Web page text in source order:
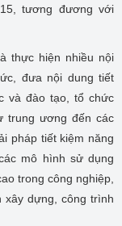
tương đương với
thực hiện nhiều nội
đưa nội dung tiết
và đào tạo, tổ chức
trung ương đến các
pháp tiết kiệm năng
mô hình sử dụng
trong công nghiệp,
xây dựng, công trình